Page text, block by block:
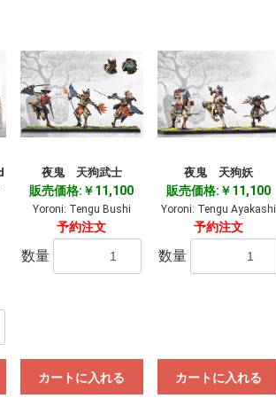
夜鬼 天狗武士
販売価格:￥11,100
Yoroni: Tengu Bushi
予約注文
数量
カートに入れる
夜鬼 天狗妖
販売価格:￥11,100
Yoroni: Tengu Ayakashi
予約注文
数量
カートに入れる